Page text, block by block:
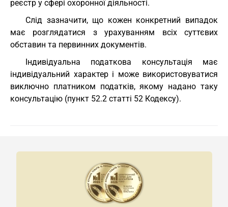
реєстр у сфері охоронної діяльності.
Слід зазначити, що кожен конкретний випадок
має розглядатися з урахуванням всіх суттєвих
обставин та первинних документів.
Індивідуальна податкова консультація має
індивідуальний характер і може використовуватися
виключно платником податків, якому надано таку
консультацію (пункт 52.2 статті 52 Кодексу).